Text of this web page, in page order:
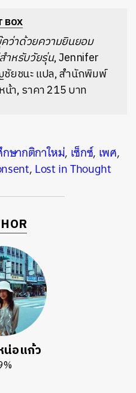
BOX
ว่าด้วยความยินยอม
ำหรับวัยรุ่น, Jennifer
ชัยชนะ แปล, สำนักพิมพ์
น้า, ราคา 215 บาท
ษากติกาใหม่, เซ็กซ์, เพศ,
,Lost in Thought
อแก้ว